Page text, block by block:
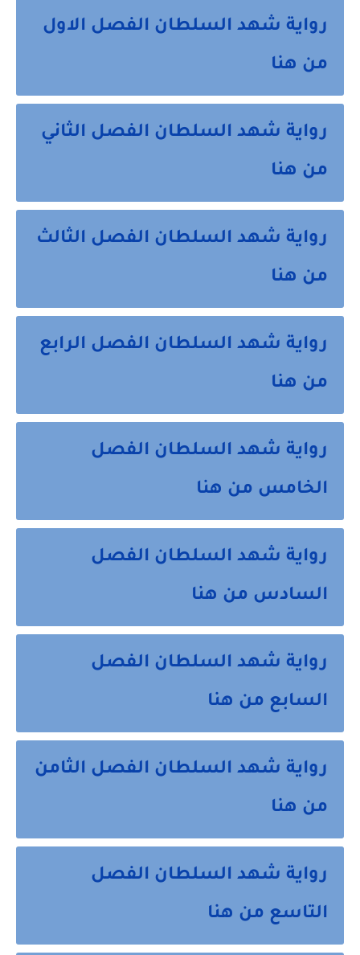
رواية شهد السلطان الفصل الاول
من هنا
رواية شهد السلطان الفصل الثاني
من هنا
رواية شهد السلطان الفصل الثالث
من هنا
رواية شهد السلطان الفصل الرابع
من هنا
رواية شهد السلطان الفصل
الخامس من هنا
رواية شهد السلطان الفصل
السادس من هنا
رواية شهد السلطان الفصل
السابع من هنا
رواية شهد السلطان الفصل الثامن
من هنا
رواية شهد السلطان الفصل
التاسع من هنا